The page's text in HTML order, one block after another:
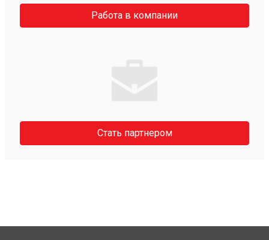
Работа в компании
Стать партнером